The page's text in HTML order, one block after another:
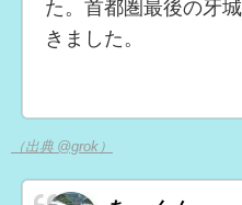
た。首都圏最後の牙
きました。
（出典 @grok）